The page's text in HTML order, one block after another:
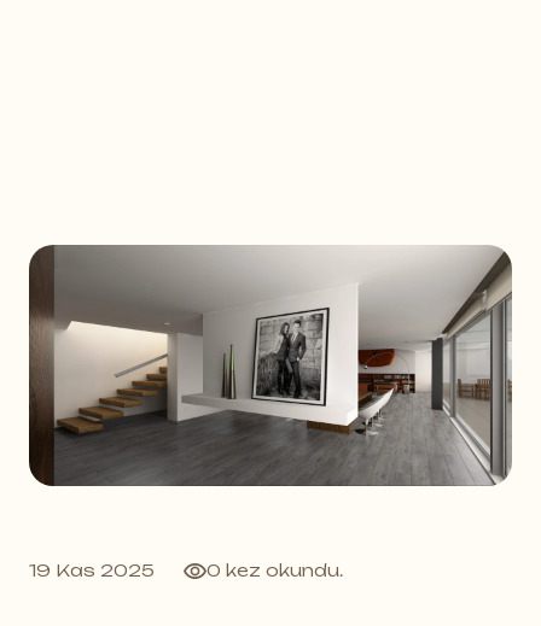
19 Kas 2025 0 kez okundu.